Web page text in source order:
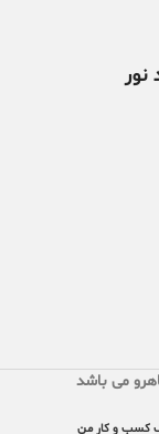
می باشد
کسب و کار من